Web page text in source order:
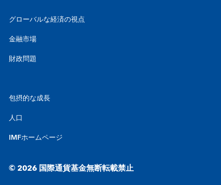
グローバルな経済の視点
金融市場
財政問題
包摂的な成長
人口
IMFホームページ
© 2026 国際通貨基金無断転載禁止